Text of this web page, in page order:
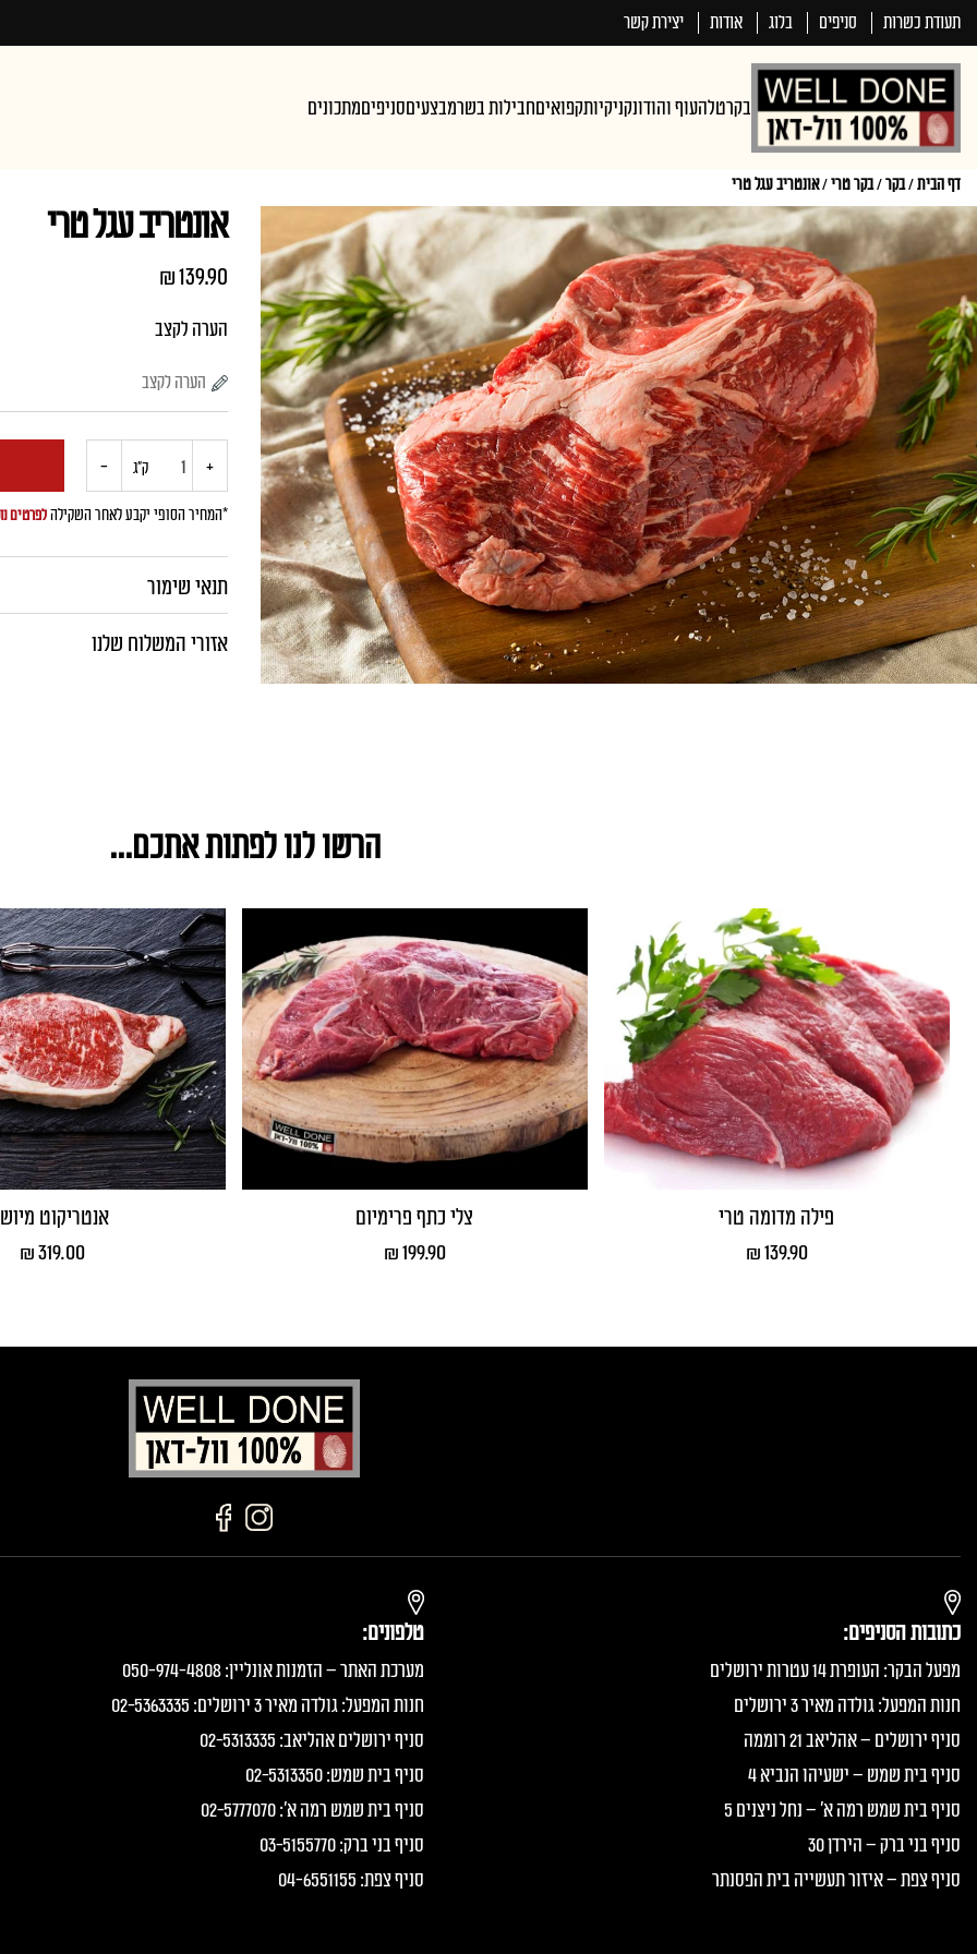
תעודת כשרות סניפים בלוג אודות יצירת קשר
בקרטלהעוף והודונקניקיותקפואיםחבילות בשרמבצעיםסניפיםמתכונים
דף הבית/בקר/בקר טרי/אונטריב עגל טרי
אונטריב עגל טרי
₪139.90
הערה לקצב
+ כמות
של
אונטריב
עגל
ק"ג -
*המחיר הסופי יקבע לאחר השקילהלפרטים
תנאי שימור
אזורי המשלוח שלנו
הרשו לנו לפתות אתכם...
פילה מדומה טרי
₪139.90
צלי כתף פרימיום
₪199.90
אנטריקוט
₪319.00
כתובות הסניפים:
מפעל הבקר: העופרת 14 עטרות ירושלים
חנות המפעל: גולדה מאיר 3 ירושלים
סניף ירושלים – אהליאב 21 רוממה
סניף בית שמש – ישעיהו הנביא 4
סניף בית שמש רמה א׳ – נחל ניצנים 5
סניף בני ברק – הירדן 30
סניף צפת – איזור תעשייה בית הפסנתר
טלפונים:
מערכת האתר – הזמנות אונליין: 050-974-4808
חנות המפעל: גולדה מאיר 3 ירושלים: 02-5363335
סניף ירושלים אהליאב: 02-5313335
סניף בית שמש: 02-5313350
סניף בית שמש רמה א׳: 02-5777070
סניף בני ברק: 03-5155770
סניף צפת: 04-6551155